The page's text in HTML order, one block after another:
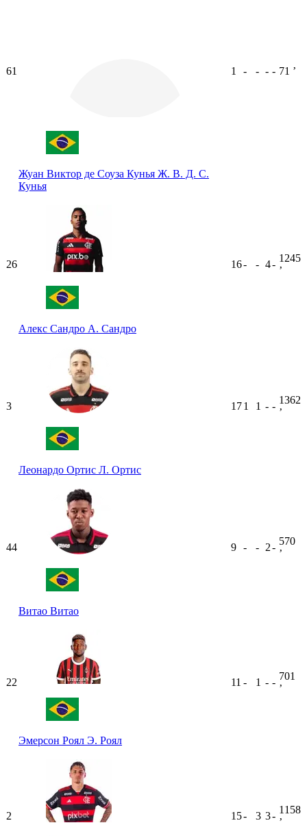
61
Жуан Виктор де Соуза Кунья Ж. В. Д. С.
Кунья
1 - - - - 71 ʼ
26
Алекс Сандро А. Сандро
16- - 4-
1245
ʼ
3
Леонардо Ортис Л. Ортис
171 1 - -
1362
ʼ
44
Витао Витао
9 - - 2-
570
ʼ
22
Эмерсон Роял Э. Роял
11 - 1 - -
701
ʼ
2 15- 3 3-
1158
ʼ